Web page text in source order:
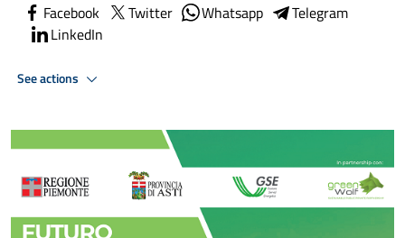
Facebook Twitter Whatsapp
Telegram
LinkedIn
See actions